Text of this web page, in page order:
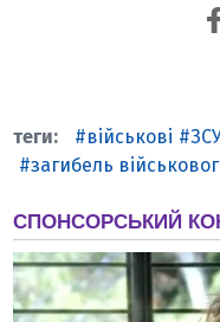
військові
загибель